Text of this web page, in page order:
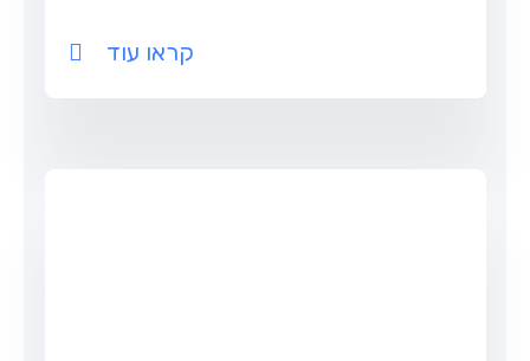
קראו עוד